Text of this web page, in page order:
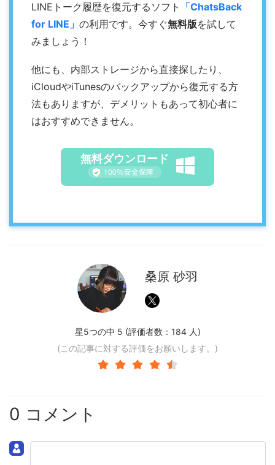
LINEトーク履歴を復元するソフト
「ChatsBack
for LINE」 の利用です。今すぐ無料版を試して
みましょう！
他にも、内部ストレージから直接探したり、
iCloudやiTunesのバックアップから復元する方
法もありますが、デメリットもあって初心者に
はおすすめできません。
無料ダウンロード
桑原 砂羽
星5つの中 5 (評価者数： 184人)
(この記事に対する評価をお願いします。)
0 コメント